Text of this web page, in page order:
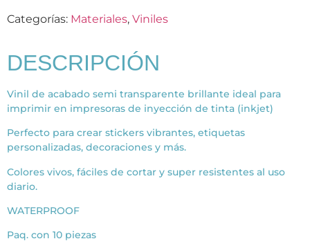
Categorías: Materiales, Viniles
DESCRIPCIÓN
Vinil de acabado semi transparente brillante ideal para
imprimir en impresoras de inyección de tinta (inkjet)
Perfecto para crear stickers vibrantes, etiquetas
personalizadas, decoraciones y más.
Colores vivos, fáciles de cortar y super resistentes al uso
diario.
WATERPROOF
Paq. con 10 piezas